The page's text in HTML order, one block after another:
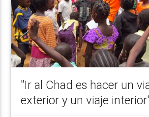
"Ir al Chad es hacer un
exterior y un viaje